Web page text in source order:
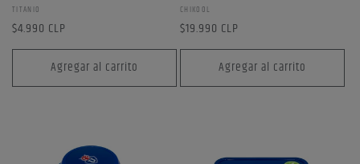
Proveedor:
TITANIO
Precio
habitual
$4.990 CLP
Agregar al carrito
Proveedor:
CHIKOOL
Precio
habitual
$19.990 CLP
Agregar al carrito